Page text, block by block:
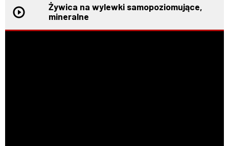
Żywica na wylewki samopoziomujące,
mineralne